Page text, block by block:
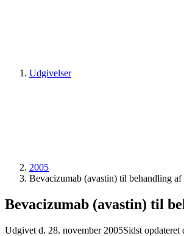
Udgivelser
2005
Bevacizumab (avastin) til behandling
Bevacizumab (avastin) til
Udgivet d. 28. november 2005Sidst